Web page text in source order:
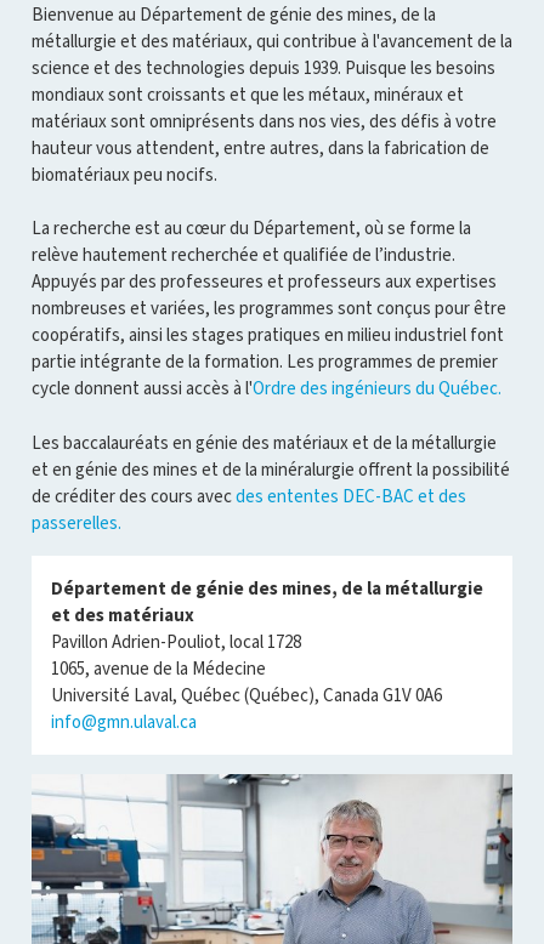
Bienvenue au Département de génie des mines, de la
métallurgie et des matériaux, qui contribue à l'avancement de la
science et des technologies depuis 1939. Puisque les besoins
mondiaux sont croissants et que les métaux, minéraux et
matériaux sont omniprésents dans nos vies, des défis à votre
hauteur vous attendent, entre autres, dans la fabrication de
biomatériaux peu nocifs.
La recherche est au cœur du Département, où se forme la
relève hautement recherchée et qualifiée de l’industrie.
Appuyés par des professeures et professeurs aux expertises
nombreuses et variées, les programmes sont conçus pour être
coopératifs, ainsi les stages pratiques en milieu industriel font
partie intégrante de la formation. Les programmes de premier
cycle donnent aussi accès à l'Ordre des ingénieurs du Québec.
Les baccalauréats en génie des matériaux et de la métallurgie
et en génie des mines et de la minéralurgie offrent la possibilité
de créditer des cours avecdes ententes DEC-BAC et des
passerelles.
Département de génie des mines, de la métallurgie
et des matériaux
Pavillon Adrien-Pouliot, local 1728
1065, avenue de la Médecine
Université Laval, Québec (Québec), Canada G1V 0A6
info@gmn.ulaval.ca